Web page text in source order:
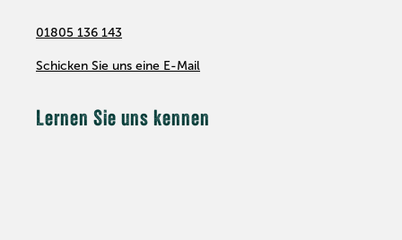
01805 136 143
Schicken Sie uns eine E-Mail
Lernen Sie uns kennen